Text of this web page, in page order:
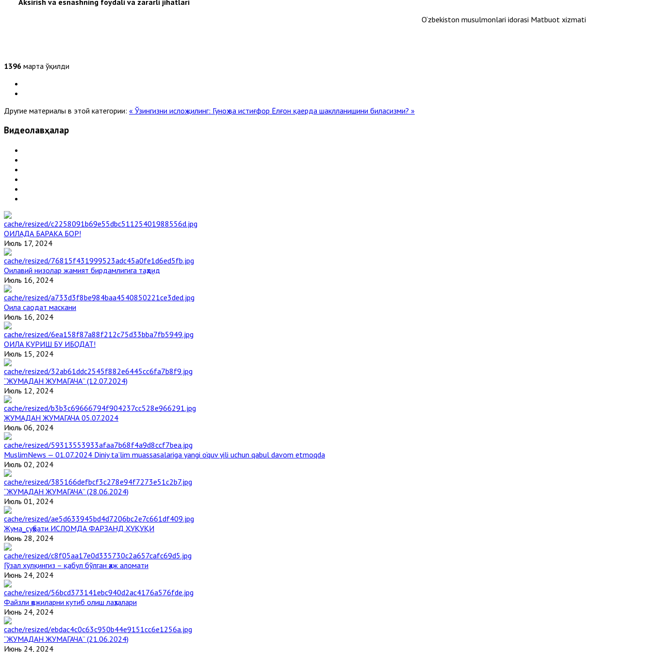
O‘zbekiston musulmonlari idorasi Matbuot xizmati
1396 марта ўқилди
Другие материалы в этой категории: « Ўзингизни ислоҳ қилинг: Гуноҳ ва истиғфор Ёлғон қаерда шаклланишини биласизми? »
Видеолавҳалар
ОИЛАДА БАРАКА БОР!
Июль 17, 2024
Оилавий низолар жамият бирдамлигига таҳдид
Июль 16, 2024
Оила саодат маскани
Июль 16, 2024
ОИЛА ҚУРИШ БУ ИБОДАТ!
Июль 15, 2024
“ЖУМАДАН ЖУМАГАЧА” (12.07.2024)
Июль 12, 2024
ЖУМАДАН ЖУМАГАЧА 05.07.2024
Июль 06, 2024
MuslimNews — 01.07.2024 Diniy ta’lim muassasalariga yangi o‘quv yili uchun qabul davom etmoqda
Июль 02, 2024
“ЖУМАДАН ЖУМАГАЧА” (28.06.2024)
Июль 01, 2024
Жума_суҳбати ИСЛОМДА ФАРЗАНД ҲУҚУҚИ
Июнь 28, 2024
Гўзал хулқингиз – қабул бўлган ҳаж аломати
Июнь 24, 2024
Файзли ҳожиларни кутиб олиш лаҳзалари
Июнь 24, 2024
“ЖУМАДАН ЖУМАГАЧА” (21.06.2024)
Июнь 24, 2024